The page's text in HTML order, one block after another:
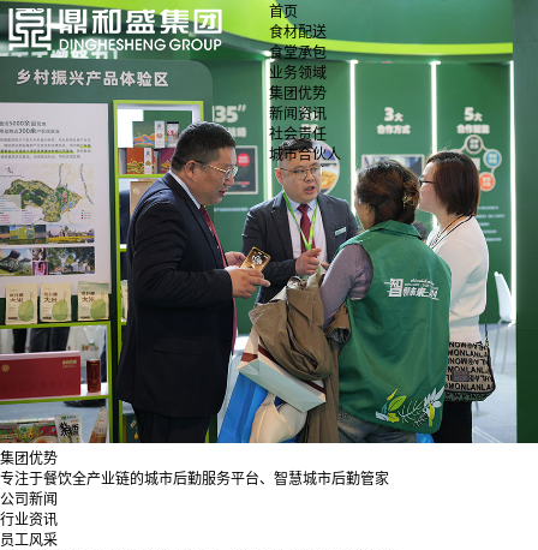
首页
食材配送
食堂承包
业务领域
集团优势
新闻资讯
社会责任
城市合伙人
集团优势
专注于餐饮全产业链的城市后勤服务平台、智慧城市后勤管家
公司新闻
行业资讯
员工风采